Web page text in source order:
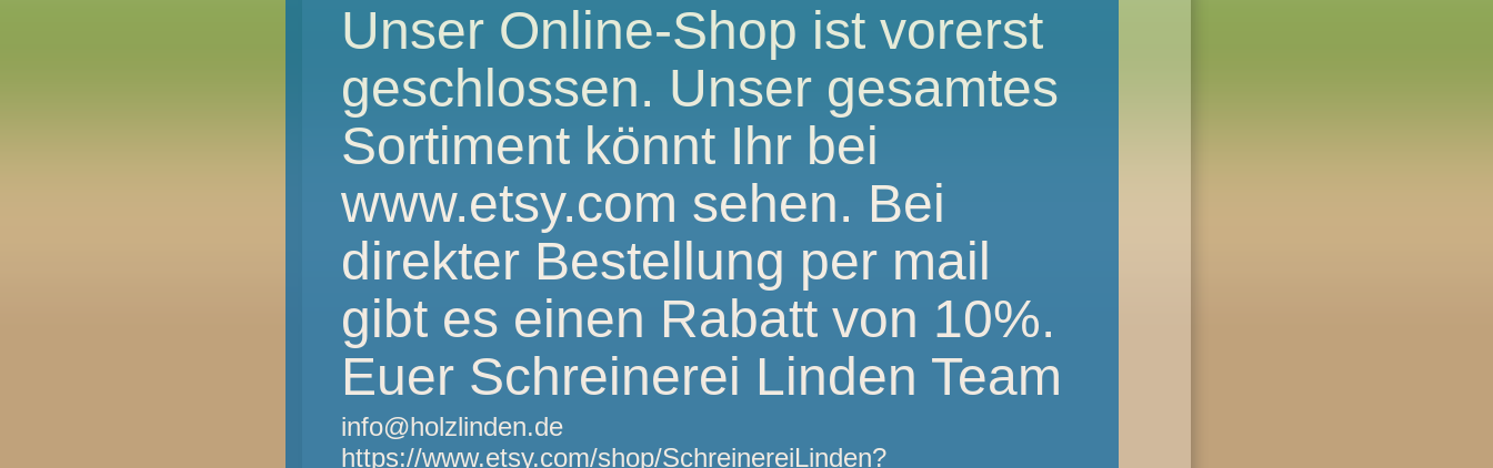
Unser Online-Shop ist vorerst
geschlossen. Unser gesamtes
Sortiment könnt Ihr bei
www.etsy.com sehen. Bei
direkter Bestellung per mail
gibt es einen Rabatt von 10%.
Euer Schreinerei Linden Team
info@holzlinden.de
https://www.etsy.com/shop/SchreinereiLinden?